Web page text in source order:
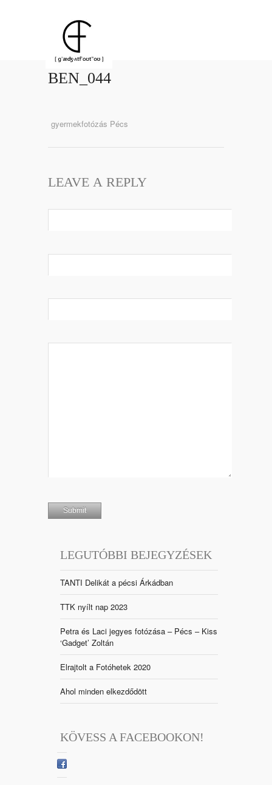
BEN_044
gyermekfotózás Pécs
LEAVE A REPLY
LEGUTÓBBI BEJEGYZÉSEK
TANTI Delikát a pécsi Árkádban
TTK nyílt nap 2023
Petra és Laci jegyes fotózása – Pécs – Kiss
‘Gadget’ Zoltán
Elrajtolt a Fotóhetek 2020
Ahol minden elkezdődött
KÖVESS A FACEBOOKON!